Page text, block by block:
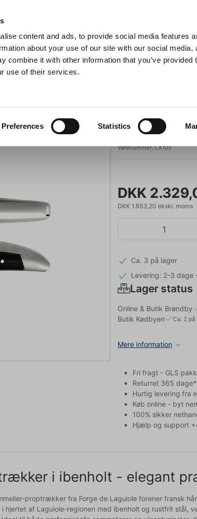
content and ads, to provide social media features
about your use of our site with our social media,
combine it with other information that you’ve provided
use of their services.
Preferences Statistics
Søg
Gryder & Pander Grill
Forge De Laguiole
Varenummer:LA105
DKK
DKK 1.863,20 ekskl. moms
Ca. 3 på lager
Levering: 2-3 dage
Lager status
Online & Butik Brøndby
Butik Kødbyen Ca. 2 på
Mere information
Fri fragt - GLS
Returret 365 dage*
Hurtig levering fra
Køb online - byt
100% sikker
Hjælp og support
i ibenholt - elegant
proptrækker fra Forge de Laguiole forener fransk
i hjertet af Laguiole-regionen med ibenholt og rustfrit stål,